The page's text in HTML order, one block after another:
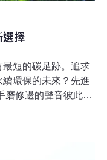
選擇
短的碳足跡。追求
環保的未來？先進
磨修邊的聲音彼此交
，要一直調整。」